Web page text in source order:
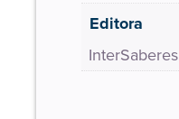
Editora
InterSaberes